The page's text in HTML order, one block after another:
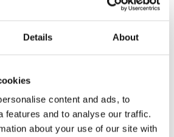
Details About
content and ads, to
features and to analyse our traffic.
about your use of our site with
Artikelnr 81848-2
Tillverkare